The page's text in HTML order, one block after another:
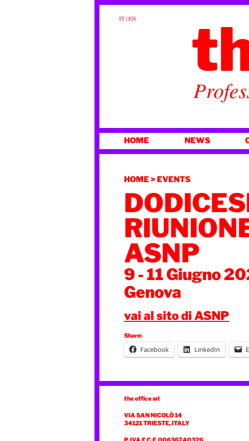
IT|EN
AL
HOME NEWS
HOME> EVENTS
ASNP
9 - 11 Giugno
Genova
vai al sito di ASNP
Share:
Facebook LinkedIn
the office srl
VIA SAN NICOLÒ 14
34121 TRIESTE, ITALY